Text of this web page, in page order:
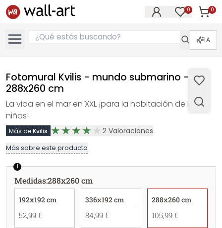
0 0
IA
Fotomural Kvilis - mundo submarino -
288x260 cm
La vida en el mar en XXL ¡para la habitación de los
niños!
Más deKvilis 2 Valoraciones
Más sobre este producto
1
Medidas:288x260 cm
192x192 cm
52,99 €
336x192 cm
84,99 €
288x260 cm
105,99 €